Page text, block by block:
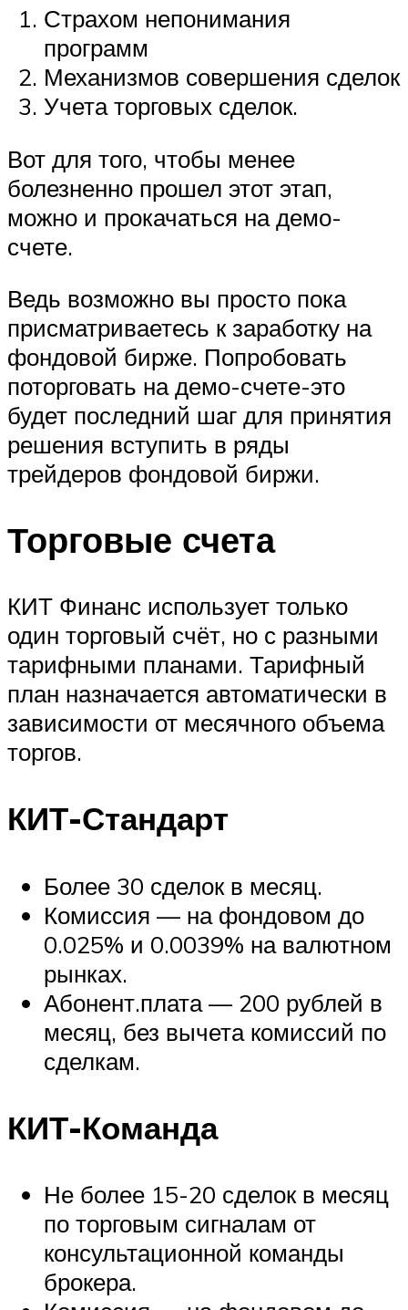
Страхом непонимания
программ
Механизмов совершения сделок
Учета торговых сделок.
Вот для того, чтобы менее
болезненно прошел этот этап,
можно и прокачаться на демо-
счете.
Ведь возможно вы просто пока
присматриваетесь к заработку на
фондовой бирже. Попробовать
поторговать на демо-счете-это
будет последний шаг для принятия
решения вступить в ряды
трейдеров фондовой биржи.
Торговые счета
КИТ Финанс использует только
один торговый счёт, но с разными
тарифными планами. Тарифный
план назначается автоматически в
зависимости от месячного объема
торгов.
КИТ-Стандарт
Более 30 сделок в месяц.
Комиссия — на фондовом до
0.025% и 0.0039% на валютном
рынках.
Абонент.плата — 200 рублей в
месяц, без вычета комиссий по
сделкам.
КИТ-Команда
Не более 15-20 сделок в месяц
по торговым сигналам от
консультационной команды
брокера.